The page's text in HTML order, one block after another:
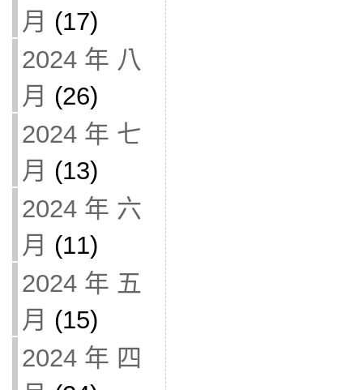
月 (17)
2024 年 八
月 (26)
2024 年 七
月 (13)
2024 年 六
月 (11)
2024 年 五
月 (15)
2024 年 四